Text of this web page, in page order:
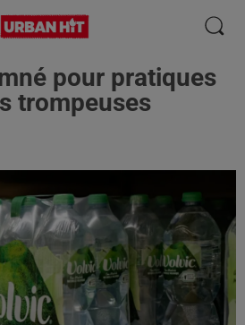
pour pratiques
trompeuses